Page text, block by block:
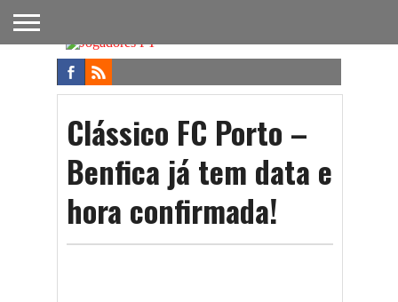
FUTEBOL
NACIONAL
FUTEBOL
INTERNACIONAL
NOTÍCIAS
ONDE
ASSISTIR
FUTEBOL
NA TV
APOSTAS
Clássico FC Porto –
Benfica já tem data e
hora confirmada!